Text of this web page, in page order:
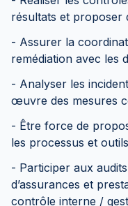
résultats et proposer
- Assurer la
remédiation avec les
- Analyser les
œuvre des mesures
- Être force de
les processus et outils
- Participer aux
d’assurances et
contrôle interne /